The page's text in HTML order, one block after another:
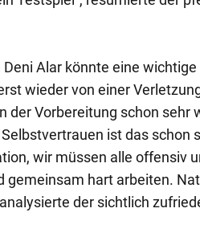
Alar könnte eine
wieder von einer
der Vorbereitung schon sehr
ist das schon
wir müssen alle offensiv
gemeinsam hart arbeiten.
der sichtlich